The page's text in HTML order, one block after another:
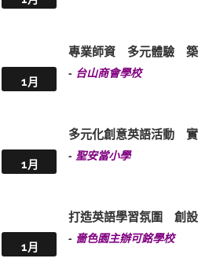
1月
專業師資 多元體驗 築
- 台山商會學校
1月
多元化創意英語活動
- 聖安當小學
1月
打造英語學習氛圍 創
- 嗇色園主辦可銘學校